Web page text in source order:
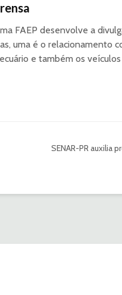
FAEP desenvolve a
uma é o relacionamento
e também os veículos
SENAR-PR auxilia